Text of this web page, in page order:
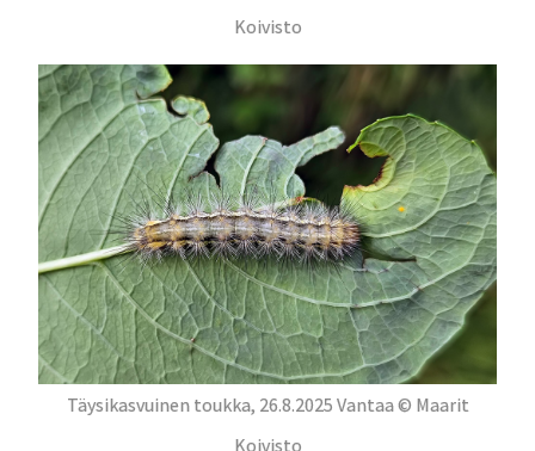
Koivisto
Täysikasvuinen toukka, 26.8.2025 Vantaa © Maarit
Koivisto